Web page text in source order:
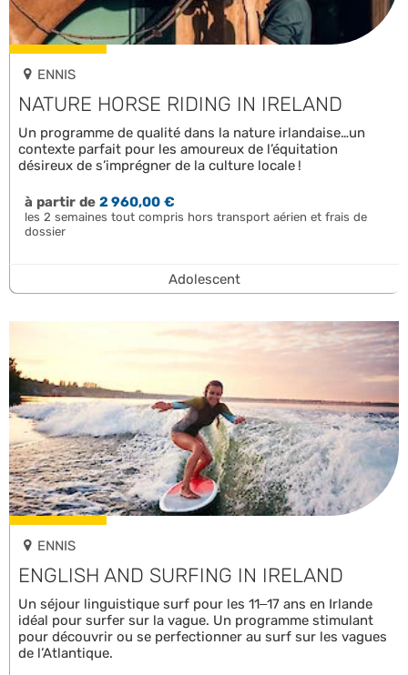
ENNIS
NATURE HORSE RIDING IN IRELAND
Un programme de qualité dans la nature irlandaise…un
contexte parfait pour les amoureux de l’équitation
désireux de s’imprégner de la culture locale !
à partir de2 960,00 €
les 2 semaines tout compris hors transport aérien et frais de
dossier
Adolescent
ENNIS
ENGLISH AND SURFING IN IRELAND
Un séjour linguistique surf pour les 11–17 ans en Irlande
idéal pour surfer sur la vague. Un programme stimulant
pour découvrir ou se perfectionner au surf sur les vagues
de l’Atlantique.